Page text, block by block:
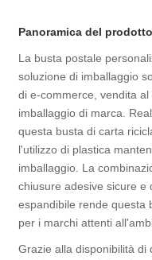
Panoramica del prodotto
La busta postale
soluzione di imballaggio
di e-commerce, vendita
imballaggio di marca.
questa busta di carta
l'utilizzo di plastica
imballaggio. La
chiusure adesive sicure e
espandibile rende questa
per i marchi attenti
Grazie alla disponibilità di